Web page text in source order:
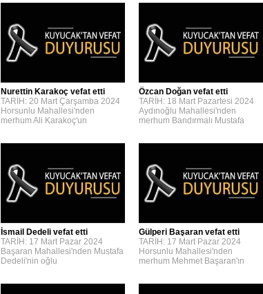
Nurettin Karakoç vefat etti
TARİH: 20 Mart Çarşamba 2024
Horsunlu Mahallesi'nden
merhum Ali Karakoç'un
Özcan Doğan vefat etti
TARİH: 18 Mart Pazartesi 2024
Aydınoğlu Mahallesi'nden
merhum Bandırmalı Mustafa
İsmail Dedeli vefat etti
TARİH: 17 Mart Pazar 2024
Başaran Mahallesi'nden Mustafa
Dedeli'nin oğlu
Gülperi Başaran vefat etti
TARİH: 17 Mart Pazar 2024
Horsunlu Mahallesi'nden
merhum Mehmet Başaran'ın